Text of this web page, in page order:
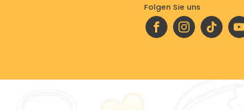
Folgen Sie uns